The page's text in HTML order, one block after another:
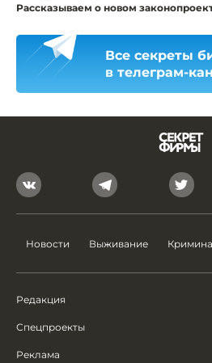
Рассказываем о новом
Все секреты
в телеграм-
Новости Выживание
Редакция
Спецпроекты
Реклама